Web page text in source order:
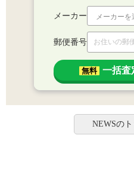
メーカー
郵便番号
無料 一括査
NEWSの